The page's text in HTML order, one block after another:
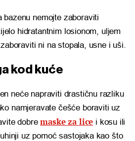
bazenu nemojte zaboraviti
hidratantnim losionom, uljem
ni na stopala, usne i uši.
kod kuće
neće napraviti drastičnu razliku
namjeravate češće boraviti uz
dobremaske za lice i kosu ili
uz pomoć sastojaka kao što